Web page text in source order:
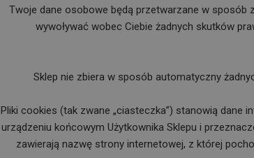
Twoje dane osobowe będą przetwarzane w
wywoływać wobec Ciebie żadnych skutków
Sklep nie zbiera w sposób automatyczny
Pliki cookies (tak zwane „ciasteczka”) stanowią
urządzeniu końcowym Użytkownika Sklepu i
zawierają nazwę strony internetowej, z której